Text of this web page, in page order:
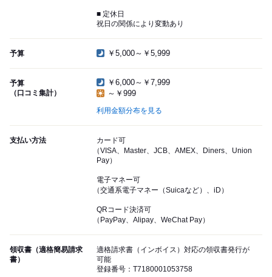
■ 定休日
祝日の関係により変動あり
予算 ￥5,000～￥5,999
予算
（口コミ集計）
￥6,000～￥7,999
～￥999
利用金額分布を見る
支払い方法
カード可
（VISA、Master、JCB、AMEX、Diners、Union
Pay）
電子マネー可
（交通系電子マネー（Suicaなど）、iD）
QRコード決済可
（PayPay、Alipay、WeChat Pay）
領収書（適格簡易請求
書）
適格請求書（インボイス）対応の領収書発行が
可能
登録番号：T7180001053758